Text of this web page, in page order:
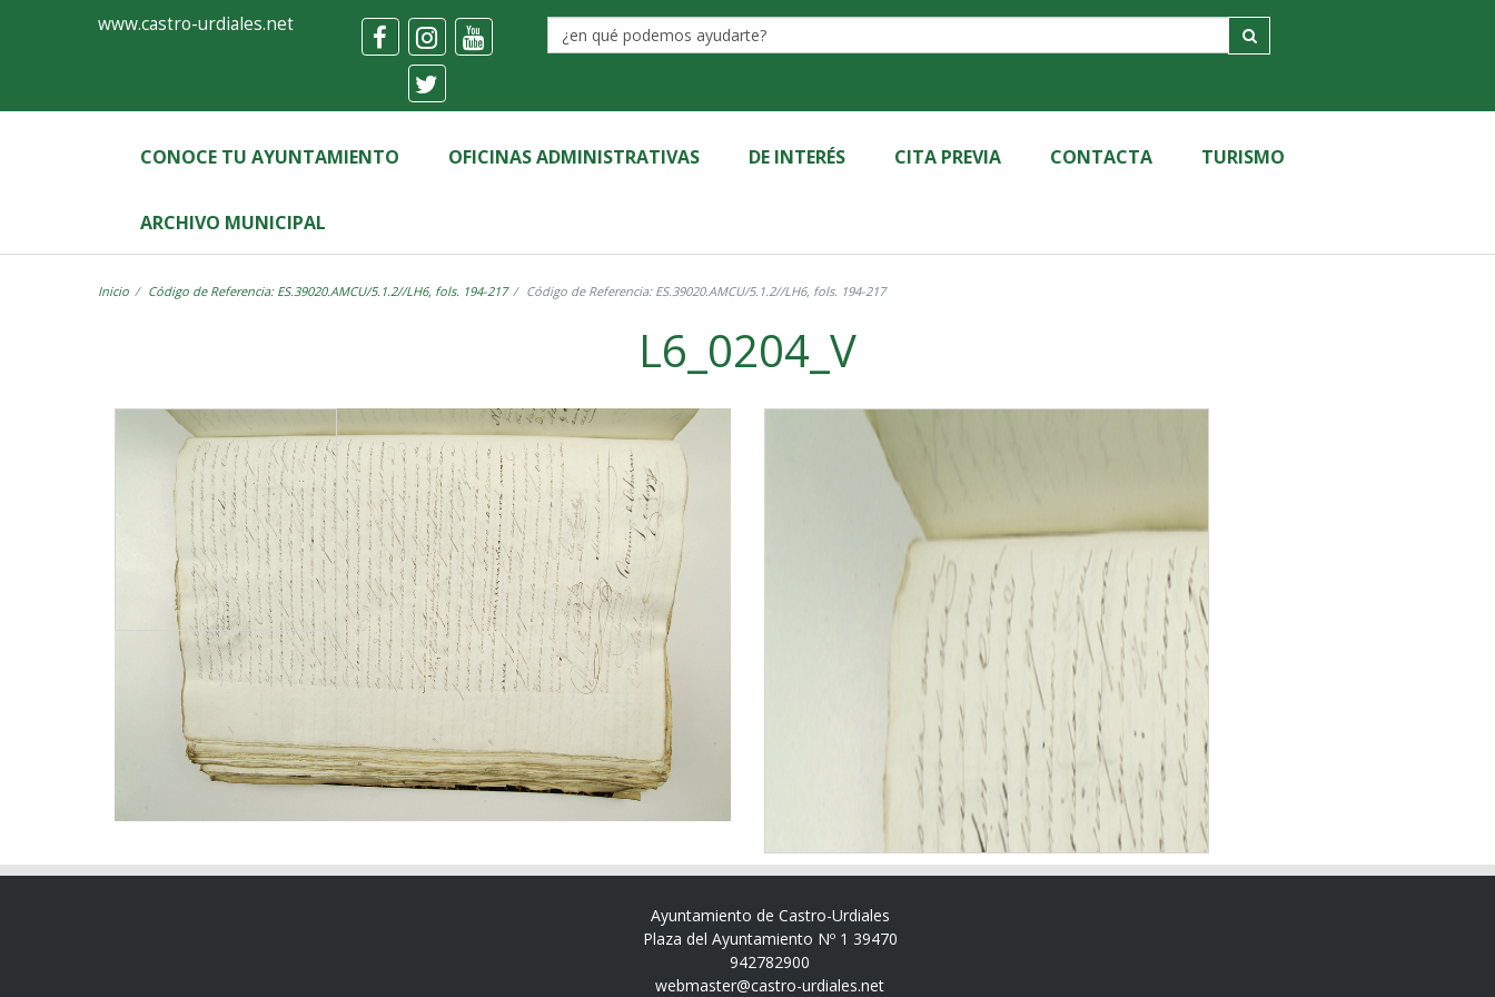
Ayuntamiento
Castro-
Urdiales
www.castro-urdiales.net
CONOCE TU AYUNTAMIENTO OFICINAS ADMINISTRATIVAS DE INTERÉS CITA PREVIA CONTACTA TURISMO
ARCHIVO MUNICIPAL
Inicio Código de Referencia: ES.39020.AMCU/5.1.2//LH6, fols. 194-217 Código de Referencia: ES.39020.AMCU/5.1.2//LH6, fols. 194-217
L6_0204_V
Ayuntamiento de Castro-Urdiales
Plaza del Ayuntamiento Nº 1 39470
942782900
webmaster@castro-urdiales.net